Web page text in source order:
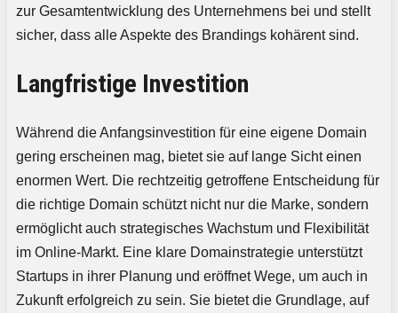
zur Gesamtentwicklung des Unternehmens bei und stellt
sicher, dass alle Aspekte des Brandings kohärent sind.
Langfristige Investition
Während die Anfangsinvestition für eine eigene Domain
gering erscheinen mag, bietet sie auf lange Sicht einen
enormen Wert. Die rechtzeitig getroffene Entscheidung für
die richtige Domain schützt nicht nur die Marke, sondern
ermöglicht auch strategisches Wachstum und Flexibilität
im Online-Markt. Eine klare Domainstrategie unterstützt
Startups in ihrer Planung und eröffnet Wege, um auch in
Zukunft erfolgreich zu sein. Sie bietet die Grundlage, auf